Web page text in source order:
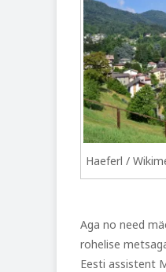
Haeferl /
Aga no need
rohelise
Eesti assistent